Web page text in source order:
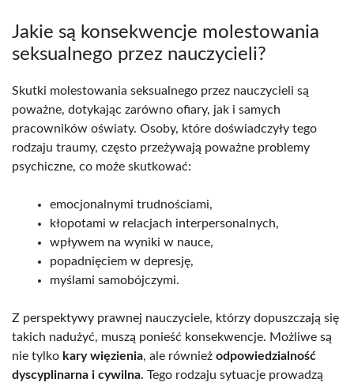
Jakie są konsekwencje molestowania
seksualnego przez nauczycieli?
Skutki molestowania seksualnego przez nauczycieli są
poważne, dotykając zarówno ofiary, jak i samych
pracowników oświaty. Osoby, które doświadczyły tego
rodzaju traumy, często przeżywają poważne problemy
psychiczne, co może skutkować:
emocjonalnymi trudnościami,
kłopotami w relacjach interpersonalnych,
wpływem na wyniki w nauce,
popadnięciem w depresję,
myślami samobójczymi.
Z perspektywy prawnej nauczyciele, którzy dopuszczają się
takich nadużyć, muszą ponieść konsekwencje. Możliwe są
nie tylko kary więzienia, ale również odpowiedzialność
dyscyplinarna i cywilna. Tego rodzaju sytuacje prowadzą